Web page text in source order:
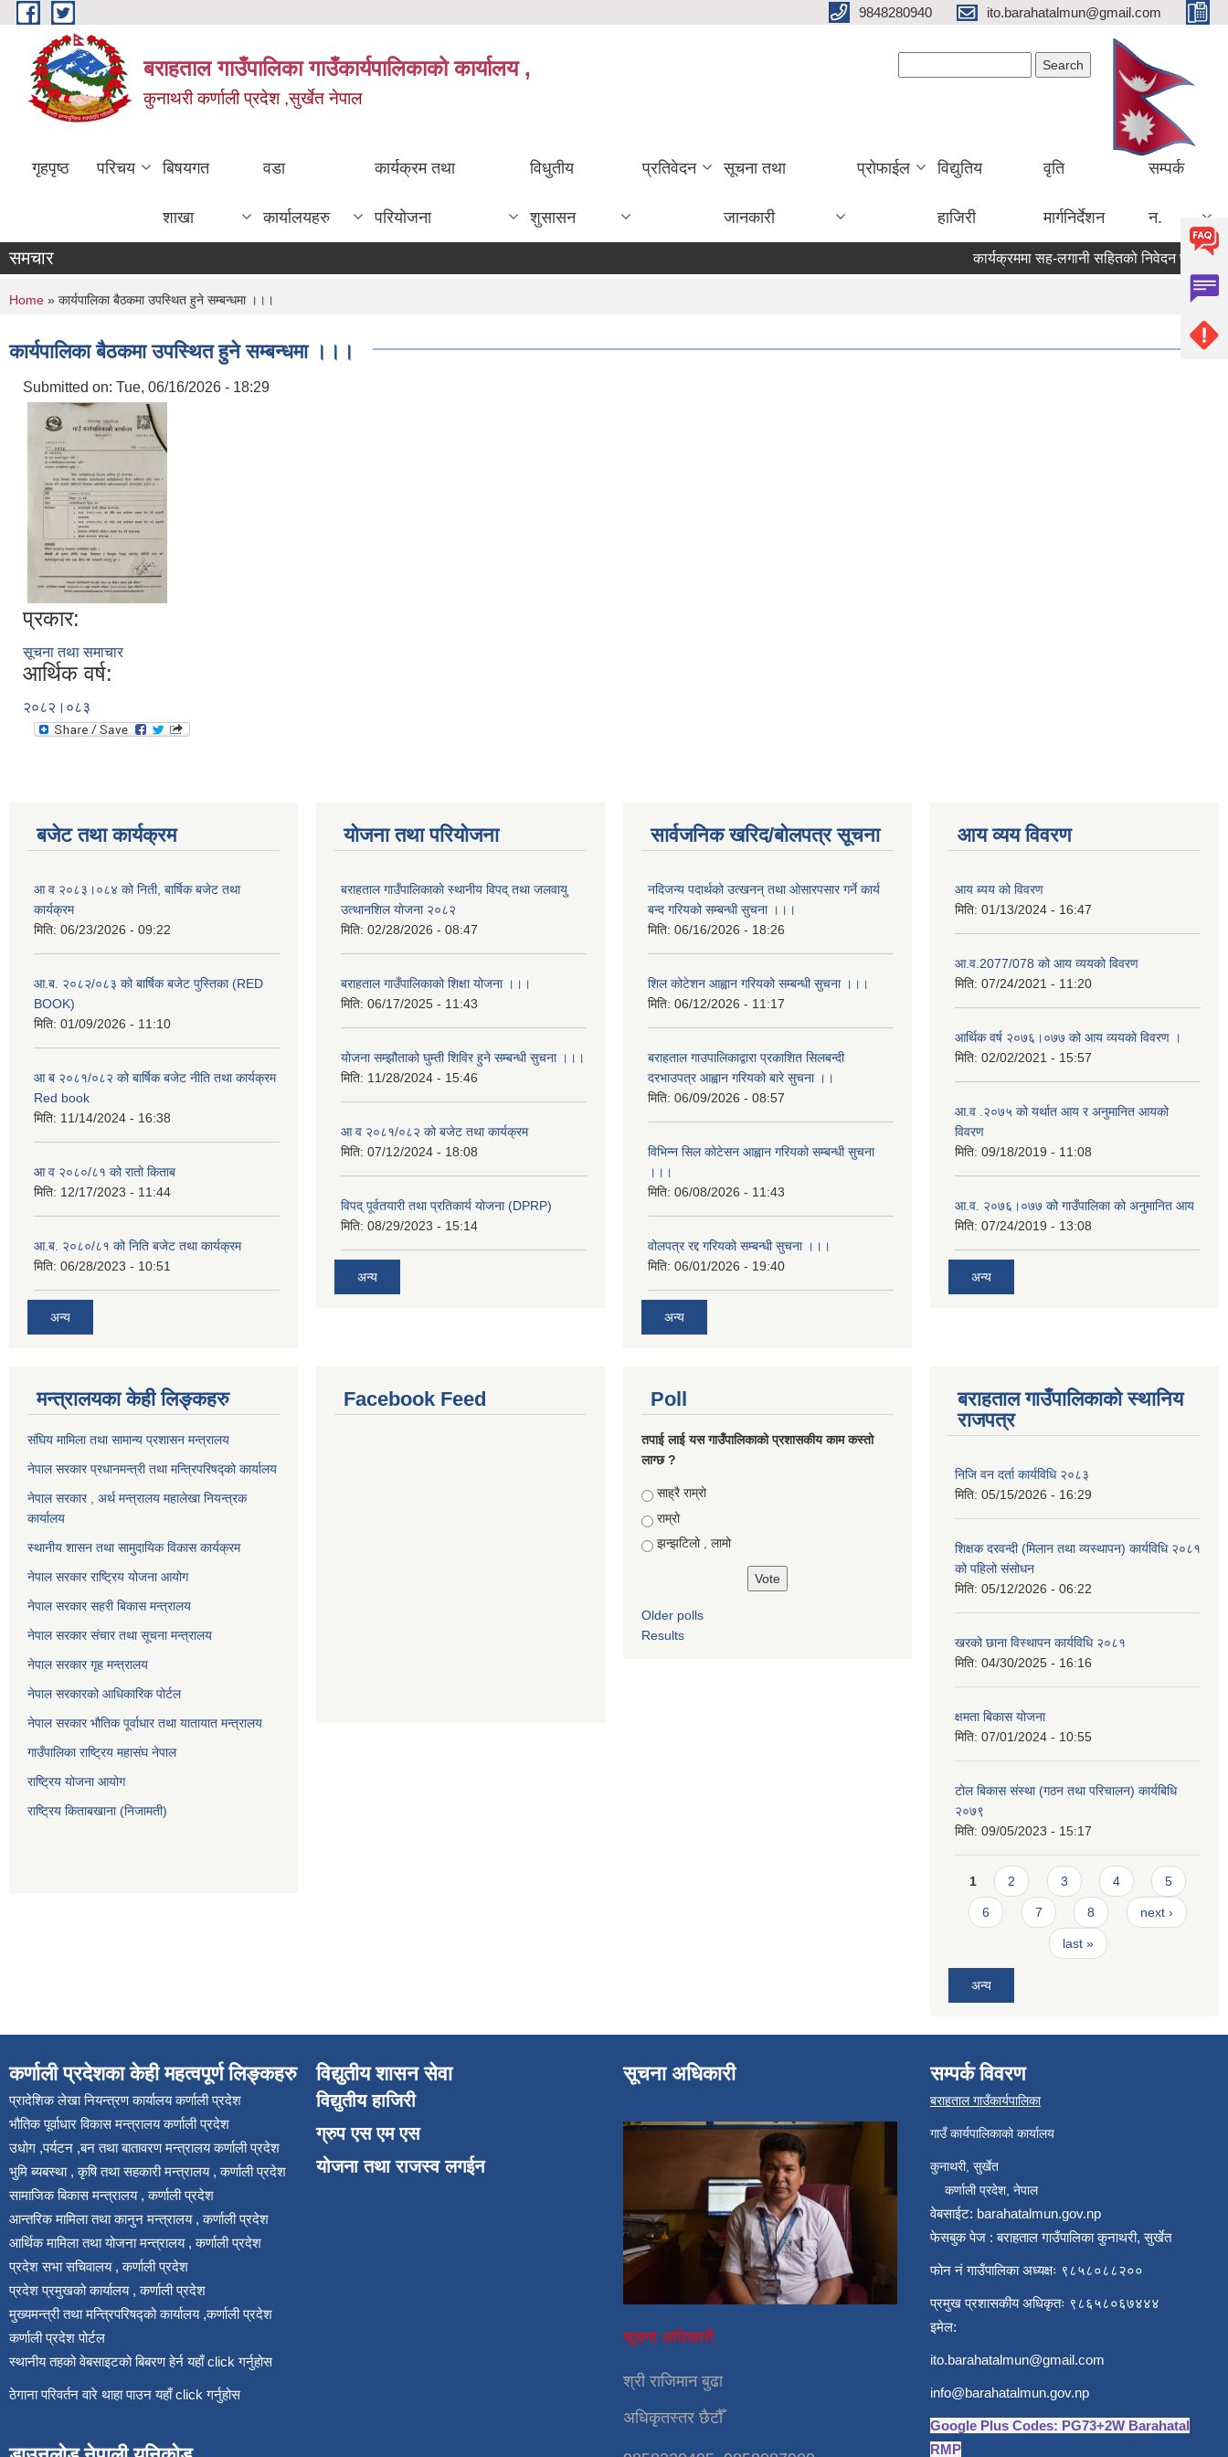
Skip to main content 9848280940 ito.barahatalmun@gmail.com
बराहताल गाउँपालिका गाउँकार्यपालिकाको कार्यालय ,
कुनाथरी कर्णाली प्रदेश ,सुर्खेत नेपाल
गृहपृष्ठ परिचय बिषयगत
शाखा
वडा
कार्यालयहरु
कार्यक्रम तथा
परियोजना
विधुतीय
शुसासन
प्रतिवेदन सूचना तथा
जानकारी
प्रोफाईल विद्युतिय
हाजिरी
वृति
मार्गनिर्देशन
सम्पर्क
न.
समचार कार्यक्रममा सह-लगानी सहितको निवेदन पेश गर्ने
You are here
Home » कार्यपालिका बैठकमा उपस्थित हुने सम्बन्धमा ।।।
कार्यपालिका बैठकमा उपस्थित हुने सम्बन्धमा ।।।
Submitted on: Tue, 06/16/2026 - 18:29
प्रकार:
सूचना तथा समाचार
आर्थिक वर्ष:
२०८२।०८३
बजेट तथा कार्यक्रम
आ व २०८३।०८४ को निती, बार्षिक बजेट तथा
कार्यक्रम
मिति: 06/23/2026 - 09:22
आ.ब. २०८२/०८३ को बार्षिक बजेट पुस्तिका (RED
BOOK)
मिति: 01/09/2026 - 11:10
आ ब २०८१/०८२ को बार्षिक बजेट नीति तथा कार्यक्रम
Red book
मिति: 11/14/2024 - 16:38
आ व २०८०/८१ को रातो किताब
मिति: 12/17/2023 - 11:44
आ.ब. २०८०/८१ को निति बजेट तथा कार्यक्रम
मिति: 06/28/2023 - 10:51
अन्य
योजना तथा परियोजना
बराहताल गाउँपालिकाकाे स्थानीय विपद् तथा जलवायु
उत्थानशिल याेजना २०८२
मिति: 02/28/2026 - 08:47
बराहताल गाउँपालिकाको शिक्षा योजना ।।।
मिति: 06/17/2025 - 11:43
योजना सम्झौताको घुम्ती शिविर हुने सम्बन्धी सुचना ।।।
मिति: 11/28/2024 - 15:46
आ व २०८१/०८२ को बजेट तथा कार्यक्रम
मिति: 07/12/2024 - 18:08
विपद् पूर्वतयारी तथा प्रतिकार्य योजना (DPRP)
मिति: 08/29/2023 - 15:14
अन्य
सार्वजनिक खरिद/बोलपत्र सूचना
नदिजन्य पदार्थको उत्खनन् तथा ओसारपसार गर्ने कार्य
बन्द गरियको सम्बन्धी सुचना ।।।
मिति: 06/16/2026 - 18:26
शिल कोटेशन आह्वान गरियको सम्बन्धी सुचना ।।।
मिति: 06/12/2026 - 11:17
बराहताल गाउपालिकाद्वारा प्रकाशित सिलबन्दी
दरभाउपत्र आह्वान गरियको बारे सुचना ।।
मिति: 06/09/2026 - 08:57
विभिन्न सिल कोटेसन आह्वान गरियको सम्बन्धी सुचना
।।।
मिति: 06/08/2026 - 11:43
वोलपत्र रद्द गरियको सम्बन्धी सुचना ।।।
मिति: 06/01/2026 - 19:40
अन्य
आय व्यय विवरण
आय ब्यय को विवरण
मिति: 01/13/2024 - 16:47
आ.व.2077/078 को आय व्ययको विवरण
मिति: 07/24/2021 - 11:20
आर्थिक वर्ष २०७६।०७७ को आय व्ययको विवरण ।
मिति: 02/02/2021 - 15:57
आ.व .२०७५ को यर्थात आय र अनुमानित आयको
विवरण
मिति: 09/18/2019 - 11:08
आ.व. २०७६।०७७ को गाउँपालिका को अनुमानित आय
मिति: 07/24/2019 - 13:08
अन्य
मन्त्रालयका केही लिङ्कहरु
संघिय मामिला तथा सामान्य प्रशासन मन्त्रालय
नेपाल सरकार प्रधानमन्त्री तथा मन्त्रिपरिषद्को कार्यालय
नेपाल सरकार , अर्थ मन्त्रालय महालेखा नियन्त्रक
कार्यालय
स्थानीय शासन तथा सामुदायिक विकास कार्यक्रम
नेपाल सरकार राष्ट्रिय योजना आयोग
नेपाल सरकार सहरी बिकास मन्त्रालय
नेपाल सरकार संचार तथा सूचना मन्त्रालय
नेपाल सरकार गृह मन्त्रालय
नेपाल सरकारको आधिकारिक पोर्टल
नेपाल सरकार भौतिक पूर्वाधार तथा यातायात मन्त्रालय
गाउँपालिका राष्ट्रिय महासंघ नेपाल
राष्ट्रिय योजना आयोग
राष्ट्रिय किताबखाना (निजामती)
Facebook Feed Poll
तपाई लाई यस गाउँपालिकाको प्रशासकीय काम कस्तो
लाग्छ ?
Choices
साह्रै राम्रो
राम्रो
झन्झटिलो , लामो
Older polls
Results
बराहताल गाउँपालिकाको स्थानिय
राजपत्र
निजि वन दर्ता कार्यविधि २०८३
मिति: 05/15/2026 - 16:29
शिक्षक दरवन्दी (मिलान तथा व्यस्थापन) कार्यविधि २०८१
को पहिलो संसोधन
मिति: 05/12/2026 - 06:22
खरको छाना विस्थापन कार्यविधि २०८१
मिति: 04/30/2025 - 16:16
क्षमता बिकास योजना
मिति: 07/01/2024 - 10:55
टोल बिकास संस्था (गठन तथा परिचालन) कार्यबिधि
२०७९
मिति: 09/05/2023 - 15:17
Pages
1 2 3 4 5
6 7 8 next ›
last »
अन्य
कर्णाली प्रदेशका केही महत्वपूर्ण लिङ्कहरु
प्रादेशिक लेखा नियन्त्रण कार्यालय कर्णाली प्रदेश
भौतिक पूर्वाधार विकास मन्त्रालय कर्णाली प्रदेश
उधोग ,पर्यटन ,बन तथा बातावरण मन्त्रालय कर्णाली प्रदेश
भुमि ब्यबस्था , कृषि तथा सहकारी मन्त्रालय , कर्णाली प्रदेश
सामाजिक बिकास मन्त्रालय , कर्णाली प्रदेश
आन्तरिक मामिला तथा कानुन मन्त्रालय , कर्णाली प्रदेश
आर्थिक मामिला तथा योजना मन्त्रालय , कर्णाली प्रदेश
प्रदेश सभा सचिवालय , कर्णाली प्रदेश
प्रदेश प्रमुखको कार्यालय , कर्णाली प्रदेश
मुख्यमन्त्री तथा मन्त्रिपरिषद्को कार्यालय ,कर्णाली प्रदेश
कर्णाली प्रदेश पोर्टल
स्थानीय तहको वेबसाइटको बिबरण हेर्न यहाँ click गर्नुहोस
ठेगाना परिवर्तन वारे थाहा पाउन यहाँ click गर्नुहोस
विद्युतीय शासन सेवा
विद्युतीय हाजिरी
ग्रुप एस एम एस
योजना तथा राजस्व लगईन
सूचना अधिकारी
सूचना अधिकारी
श्री राजिमान बुढा
अधिकृतस्तर छैटौँ
सम्पर्क विवरण
बराहताल गाउँकार्यपालिका
गाउँ कार्यपालिकाको कार्यालय
कुनाथरी, सुर्खेत
कर्णाली प्रदेश, नेपाल
वेबसाईट: barahatalmun.gov.np
फेसबुक पेज : बराहताल गाउँपालिका कुनाथरी, सुर्खेत
फोन नं गाउँपालिका अध्यक्षः ९८५८०८८२००
प्रमुख प्रशासकीय अधिकृतः ९८६५८०६७४४४
इमेल:
ito.barahatalmun@gmail.com
info@barahatalmun.gov.np
Google Plus Codes: PG73+2W Barahatal
RMP